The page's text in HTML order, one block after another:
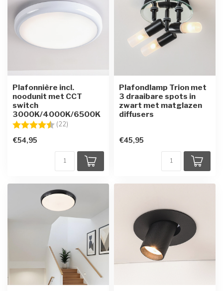
Plafonnière incl.
noodunit met CCT
switch
3000K/4000K/6500K
Beoordeling: (22)
€54,95
Plafondlamp Trion met
3 draaibare spots in
zwart met matglazen
diffusers
€45,95